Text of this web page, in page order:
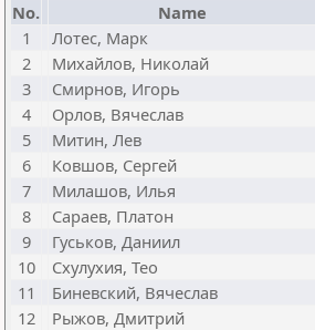
No. Name
1
Лотес, Марк
2
Михайлов, Николай
3
Смирнов, Игорь
4
Орлов, Вячеслав
5
Митин, Лев
6
Ковшов, Сергей
7
Милашов, Илья
8
Сараев, Платон
9
Гуськов, Даниил
10
Схулухия, Тео
11
Биневский, Вячеслав
12
Рыжов, Дмитрий